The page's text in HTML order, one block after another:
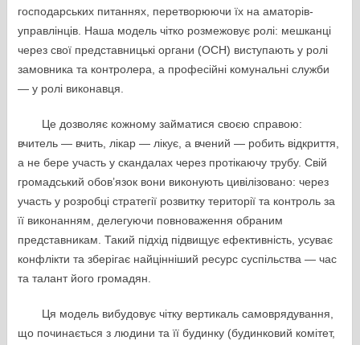
господарських питаннях, перетворюючи їх на аматорів-
управлінців. Наша модель чітко розмежовує ролі: мешканці
через свої представницькі органи (ОСН) виступають у ролі
замовника та контролера, а професійні комунальні служби
— у ролі виконавця.
Це дозволяє кожному займатися своєю справою:
вчитель — вчить, лікар — лікує, а вчений — робить відкриття,
а не бере участь у скандалах через протікаючу трубу. Свій
громадський обов’язок вони виконують цивілізовано: через
участь у розробці стратегії розвитку території та контроль за
її виконанням, делегуючи повноваження обраним
представникам. Такий підхід підвищує ефективність, усуває
конфлікти та зберігає найцінніший ресурс суспільства — час
та талант його громадян.
Ця модель вибудовує чітку вертикаль самоврядування,
що починається з людини та її будинку (будинковий комітет,